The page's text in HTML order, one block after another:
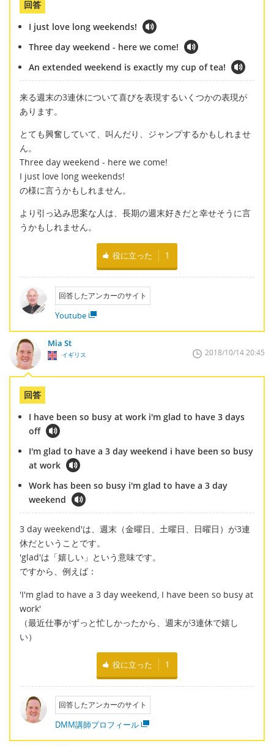
回答
I just love long weekends!
Three day weekend - here we come!
An extended weekend is exactly my cup of tea!
来る週末の3連休について喜びを表現するいくつかの表現が
あります。
とても興奮していて、叫んだり、ジャンプするかもしれませ
ん。
Three day weekend - here we come!
I just love long weekends!
の様に言うかもしれません。
より引っ込み思案な人は、長期の週末好きだと幸せそうに言
うかもしれません。
役に立った 1
回答したアンカーのサイト
Youtube
Mia St
イギリス 2018/10/14 20:45
回答
I have been so busy at work i'm glad to have 3 days
off
I'm glad to have a 3 day weekend i have been so busy
at work
Work has been so busy i'm glad to have a 3 day
weekend
3 day weekend'は、週末（金曜日、土曜日、日曜日）が3連
休だということです。
'glad'は「嬉しい」という意味です。
ですから、例えば：
'I'm glad to have a 3 day weekend, I have been so busy at
work'
（最近仕事がずっと忙しかったから、週末が3連休で嬉し
い）
役に立った 1
回答したアンカーのサイト
DMM講師プロフィール